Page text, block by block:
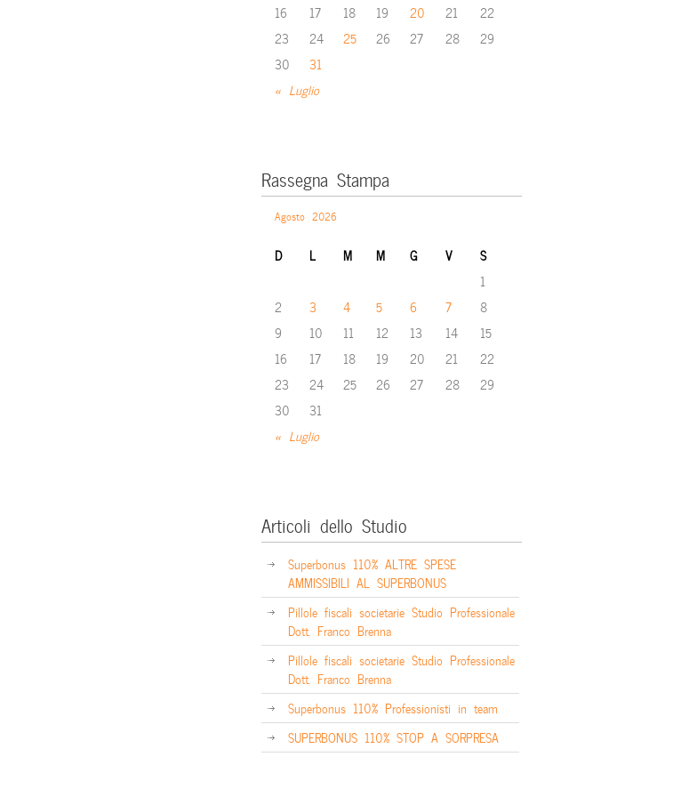
« Luglio
16
17 18 19 20 21
22
23
24 25 26 27 28
29
30
31
Rassegna Stampa
Agosto 2026
D L M M G V S
« Luglio
1
2
3 4 5 6 7
8
9
10 11 12 13 14
15
16
17 18 19 20 21
22
23
24 25 26 27 28
29
30
31
Articoli dello Studio
Superbonus 110% ALTRE SPESE
AMMISSIBILI AL SUPERBONUS
Pillole fiscali societarie Studio Professionale
Dott. Franco Brenna
Pillole fiscali societarie Studio Professionale
Dott. Franco Brenna
Superbonus 110% Professionisti in team
SUPERBONUS 110% STOP A SORPRESA